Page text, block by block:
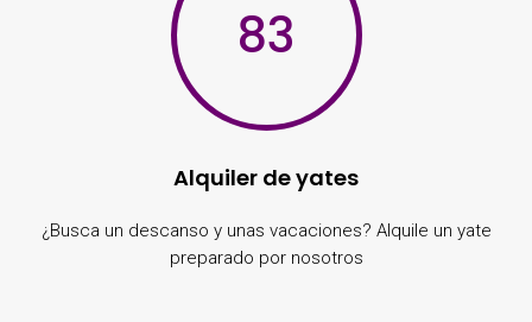
83
Alquiler de yates
¿Busca un descanso y unas vacaciones? Alquile un yate
preparado por nosotros